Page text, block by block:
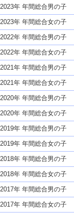
2023年 年間総合男の子
2023年 年間総合女の子
2022年 年間総合男の子
2022年 年間総合女の子
2021年 年間総合男の子
2021年 年間総合女の子
2020年 年間総合男の子
2020年 年間総合女の子
2019年 年間総合男の子
2019年 年間総合女の子
2018年 年間総合男の子
2018年 年間総合女の子
2017年 年間総合男の子
2017年 年間総合女の子